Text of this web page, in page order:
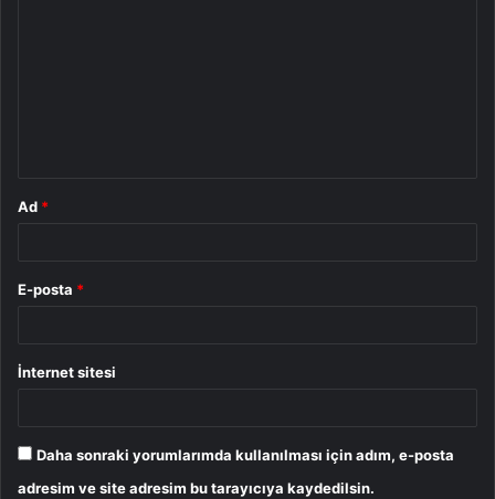
Ad *
E-posta *
İnternet sitesi
Daha sonraki yorumlarımda kullanılması için adım, e-posta
adresim ve site adresim bu tarayıcıya kaydedilsin.